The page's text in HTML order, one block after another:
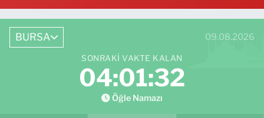
BURSA 09.08.2026
SONRAKI VAKTE KALAN
04:01:31
Öğle Namazı